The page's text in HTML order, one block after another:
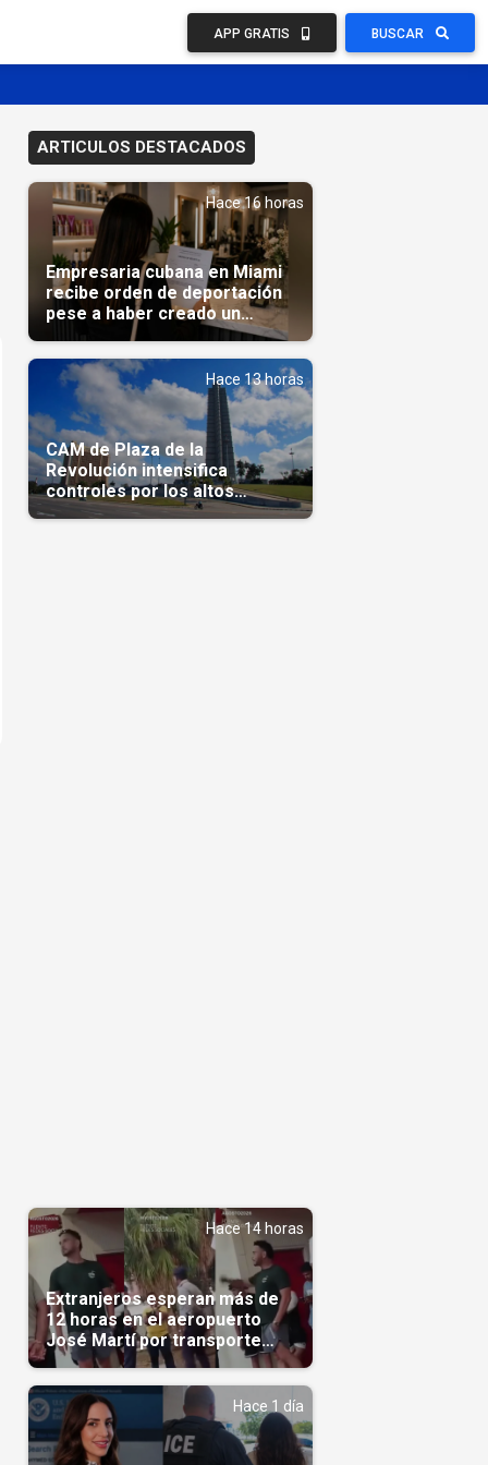
APP GRATIS BUSCAR
ARTICULOS DESTACADOS
Hace 16 horas
Empresaria cubana en Miami
recibe orden de deportación
pese a haber creado un
Hace 13 horas
CAM de Plaza de la
Revolución intensifica
controles por los altos
precios en las Mipymes
Hace 14 horas
Extranjeros esperan más de
12 horas en el aeropuerto
José Martí por transporte
reservado semanas
antes(Video)
Hace 1 día